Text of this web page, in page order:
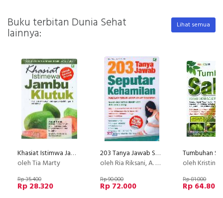
Buku terbitan Dunia Sehat
lainnya:
Lihat semua
Khasiat Istimwa Jambu Klutuk
oleh Tia Marty
Rp 35.400
Rp 28.320
203 Tanya Jawab Seputar Kehamilan
oleh Ria Riksani, A. Md. Bid.
Rp 90.000
Rp 72.000
oleh Kristin Ningrum &
Rp 81.000
Rp 64.800